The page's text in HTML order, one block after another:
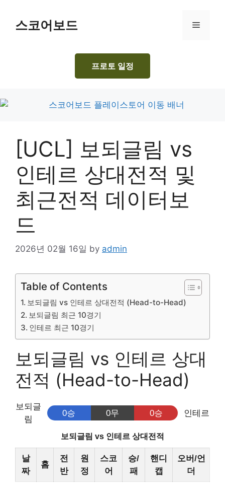
content스코어보드 Menu
프로토 일정
[UCL] 보되글림 vs
인테르 상대전적 및
최근전적 데이터보
드
2026년 02월 16일 by admin
Table of Contents
보되글림 vs 인테르 상대전적 (Head-to-Head)
보되글림 최근 10경기
인테르 최근 10경기
보되글림 vs 인테르 상대
전적 (Head-to-Head)
보되글
림
0승 0무 0승 인테르
보되글림 vs 인테르 상대전적
날
짜
홈
전
반
원
정
스코
어
승/
패
핸디
캡
오버/언
더